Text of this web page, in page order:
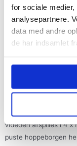
for sociale
analysepartnere.
data med andre
de har indsamlet
Sådan
videoen afspilles i 4 x
puste hoppeborgen